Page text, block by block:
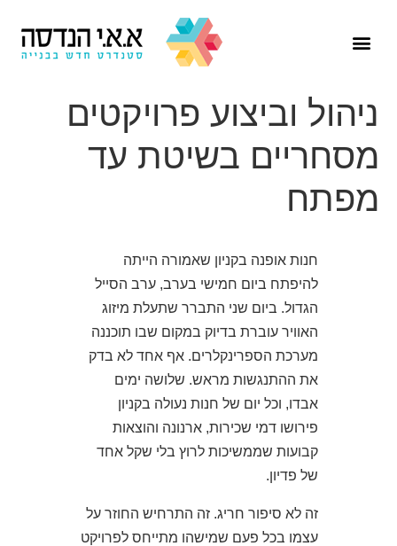
ניהול וביצוע פרויקטים
מסחריים בשיטת עד
מפתח
חנות אופנה בקניון שאמורה הייתה
להיפתח ביום חמישי בערב, ערב הסייל
הגדול. ביום שני התברר שתעלת מיזוג
האוויר עוברת בדיוק במקום שבו תוכננה
מערכת הספרינקלרים. אף אחד לא בדק
את ההתנגשות מראש. שלושה ימים
אבדו, וכל יום של חנות נעולה בקניון
פירושו דמי שכירות, ארנונה והוצאות
קבועות שממשיכות לרוץ בלי שקל אחד
של פדיון.
זה לא סיפור חריג. זה התרחיש החוזר על
עצמו בכל פעם שמישהו מתייחס לפרויקט